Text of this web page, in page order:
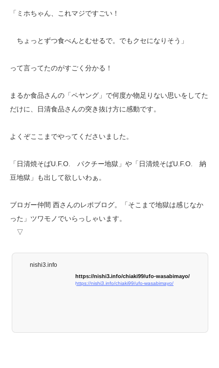
「ミホちゃん、これマジですごい！
ちょっとずつ食べんとむせるで。でもクセになりそう」
って言ってたのがすごく分かる！
まるか食品さんの「ペヤング」で何度か物足りない思いをしてた
だけに、日清食品さんの突き抜け方に感動です。
よくぞここまでやってくださいました。
「日清焼そばU.F.O. パクチー地獄」や「日清焼そばU.F.O. 納
豆地獄」も出して欲しいわぁ。
ブロガー仲間 西さんのレポブログ。「そこまで地獄は感じなか
った」ツワモノでいらっしゃいます。
▽
nishi3.info
https://nishi3.info/chiaki99/ufo-wasabimayo/
https://nishi3.info/chiaki99/ufo-wasabimayo/